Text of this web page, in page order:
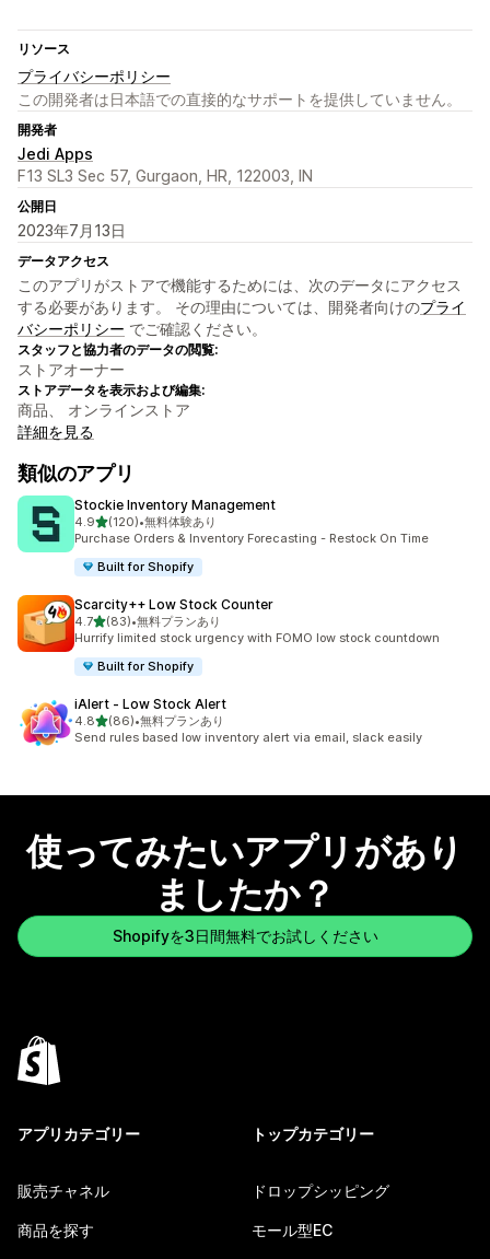
リソース
プライバシーポリシー
この開発者は日本語での直接的なサポートを提供していません。
開発者
Jedi Apps
F13 SL3 Sec 57, Gurgaon, HR, 122003, IN
公開日
2023年7月13日
データアクセス
このアプリがストアで機能するためには、次のデータにアクセス
する必要があります。 その理由については、開発者向けのプライ
バシーポリシー でご確認ください。
スタッフと協力者のデータの閲覧:
ストアオーナー
ストアデータを表示および編集:
商品、 オンラインストア
詳細を見る
類似のアプリ
Stockie Inventory Management
4.95つ星中
(120)
合計レビュー数：120件
•無料体験あり
Purchase Orders & Inventory Forecasting - Restock On Time
Built for Shopify
Scarcity++ Low Stock Counter
4.75つ星中
(83)
合計レビュー数：83件
•無料プランあり
Hurrify limited stock urgency with FOMO low stock countdown
Built for Shopify
iAlert ‑ Low Stock Alert
4.85つ星中
(86)
合計レビュー数：86件
•無料プランあり
Send rules based low inventory alert via email, slack easily
使ってみたいアプリがあり
ましたか？
Shopifyを3日間無料でお試しください
アプリカテゴリー
販売チャネル
商品を探す
トップカテゴリー
ドロップシッピング
モール型EC